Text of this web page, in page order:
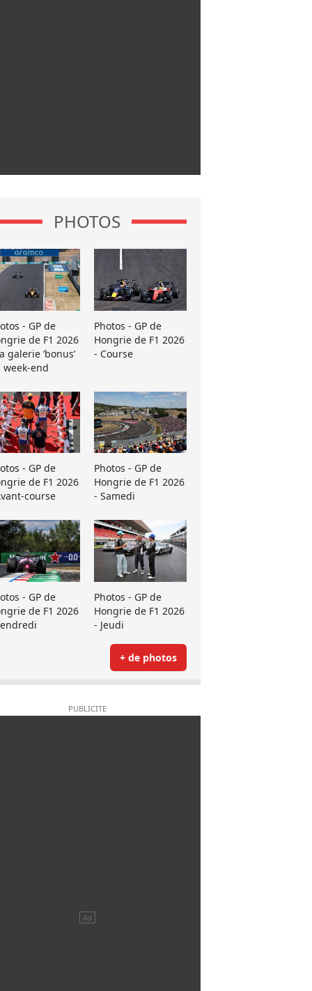
PHOTOS
- GP de
de F1 2026
galerie ’bonus’
week-end
Photos - GP de
Hongrie de F1 2026
- Course
- GP de
de F1 2026
course
Photos - GP de
Hongrie de F1 2026
- Samedi
- GP de
de F1 2026
Photos - GP de
Hongrie de F1 2026
- Jeudi
+ de photos